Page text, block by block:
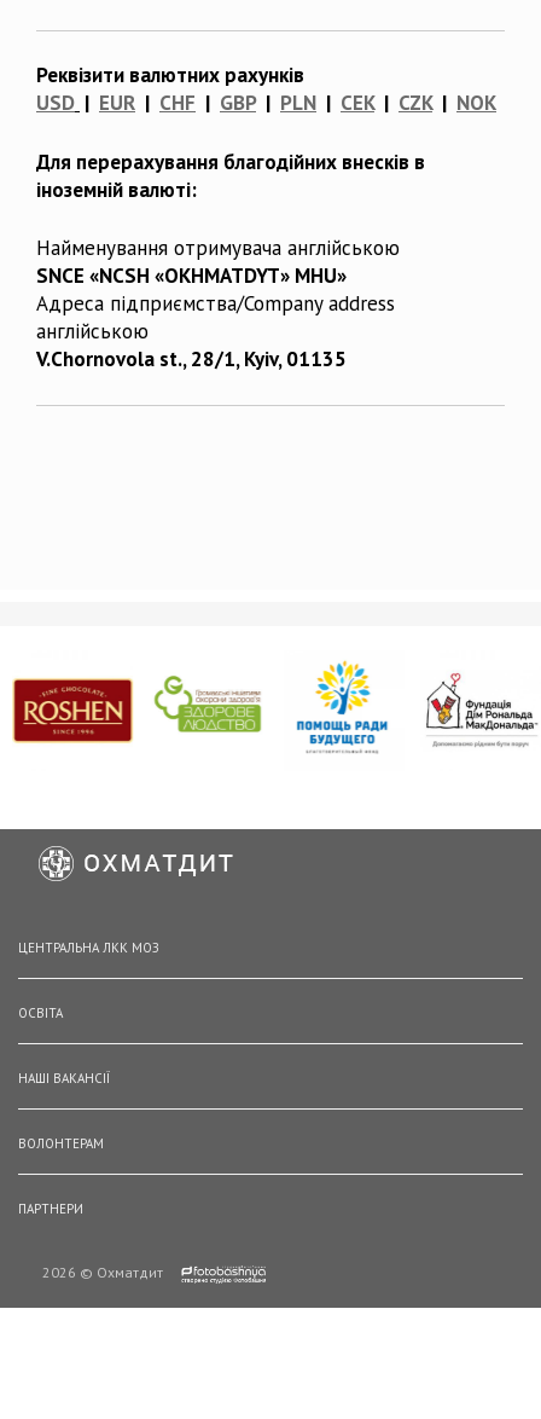
Реквізити валютних рахунків
USD | EUR | CHF | GBP| PLN | CEK| CZK| NOK
Для перерахування благодійних внесків в
іноземній валюті:
Найменування отримувача англійською
SNCE «NCSH «OKHMATDYT» MHU»
Адреса підприємства/Company address
англійською
V.Chornovola st., 28/1, Kyiv, 01135
ЦЕНТРАЛЬНА ЛКК МОЗ
ОСВІТА
НАШІ ВАКАНСІЇ
ВОЛОНТЕРАМ
ПАРТНЕРИ
2026 © Охматдит